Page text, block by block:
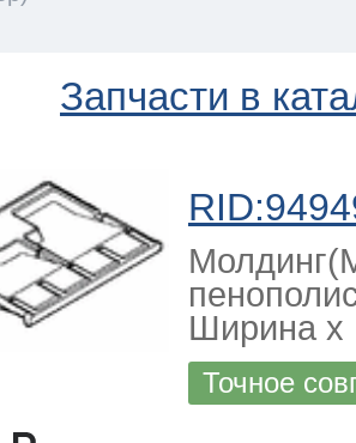
Запчасти в
Ширина х
Точное